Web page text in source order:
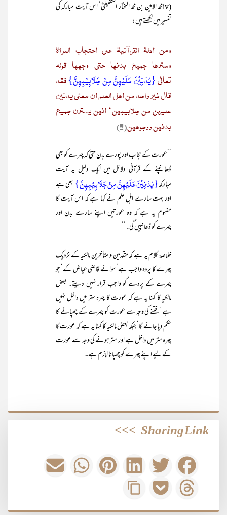
(ivمحمد الامین بن محمد المختار الشقنیطیؒ‘ اس آیت مبارکہ کی
تفسیر میں لکھتے ہیں:
ومن أدلۃ القرآنیۃ علی احتجاب المرأۃ
وسترھا جمیع بدنھا حتی وجھھا قولہ
تعالٰی{یُدْنِیْنَ عَلَیْھِنَّ مِنْ جَلَابِیْبِھِنَّ}فقد
قال غیر واحد من أھل العلم أن معنی یدنین
علیھن من جلابیبھن‘ أنھن یسترن جمیع
بدنھن ووجوھھن(۲۲)
’’عورت کے حجاب اور پورے بدن حتیٰ کہ چہرے کو بھی
ڈھانپنے کے قرآنی دلائل میں ایک دلیل یہ آیت
مبارکہ{یُدْنِیْنَ عَلَیْھِنَّ مِنْ جَلَابِیْبِھِنَّ}بھی ہے
اور بہت سارے اہل علم نے کہا ہے کہ اس آیت کا
مفہوم یہ ہے کہ وہ عورتیں اپنے سارے بدن اور
چہرے کو ڈھانپیں گی۔‘‘
خلاصۂ کلام یہ ہے کہ متقدمین و متأخرین مالکیہ کے نزدیک
چہرے کا پردہ واجب ہے‘ سوائے قاضی عیاض کے‘ جو
چہرے کے پردے کو واجب قرار نہیں دیتے۔ بعض
مالکیہ کا کہنا یہ ہے کہ عورت کا چہرہ ستر میں داخل نہیں
ہے ‘فتنے کی وجہ سے عورت کو چہرے کے چھپانے کا
حکم دیا جائے گا‘ جبکہ بعض مالکیہ کا کہنا یہ ہے کہ عورت کا
چہرہ ستر میں داخل ہے اور ستر ہونے کی وجہ سے عورت
کے لیے اپنے چہرے کو چھپانا لازم ہے۔
Sharing Link
>>>